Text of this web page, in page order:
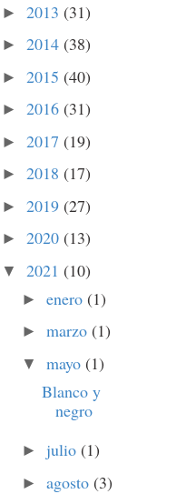
► 2013 (31)
► 2014 (38)
► 2015 (40)
► 2016 (31)
► 2017 (19)
► 2018 (17)
► 2019 (27)
► 2020 (13)
▼ 2021 (10)
► enero (1)
► marzo (1)
▼ mayo (1)
Blanco y
negro
► julio (1)
► agosto (3)